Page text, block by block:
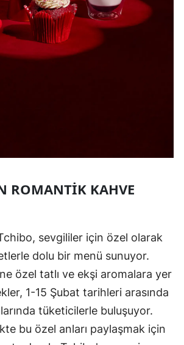
ROMANTIK KAHVE
sevgililer için özel olarak
dolu bir menü sunuyor.
özel tatlı ve ekşi aromalara yer
1-15 Şubat tarihleri arasında
tüketicilerle buluşuyor.
bu özel anları paylaşmak için